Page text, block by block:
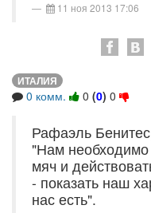
11 ноя 2013 17:06
ИТАЛИЯ
0 комм. 0 (0) 0
Рафаэль
"Нам
мяч и
- показать наш
нас есть".